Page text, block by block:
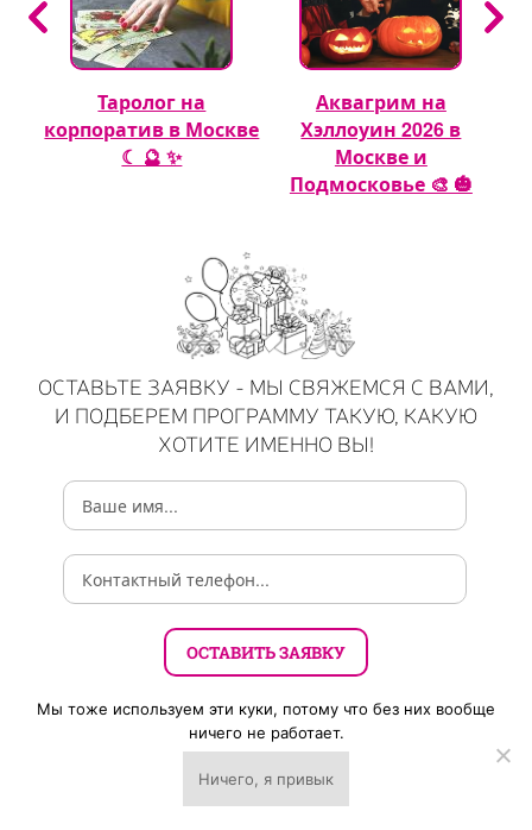
Таролог на
корпоратив в Москве
☾ 🔮 ✨
Аквагрим на
Хэллоуин 2026 в
Москве и
Подмосковье 🎨 🎃
ОСТАВЬТЕ ЗАЯВКУ - МЫ СВЯЖЕМСЯ С ВАМИ,
И ПОДБЕРЕМ ПРОГРАММУ ТАКУЮ, КАКУЮ
ХОТИТЕ ИМЕННО ВЫ!
или просто позвоните нам по
тел:
+7 (495) 16 000 18
Мы тоже используем эти куки, потому что без них вообще
ничего не работает.
Ничего, я привык